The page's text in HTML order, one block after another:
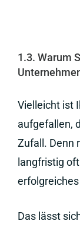
1.3. Warum
Vielleicht ist
aufgefallen,
Zufall. Denn
langfristig
Das lässt